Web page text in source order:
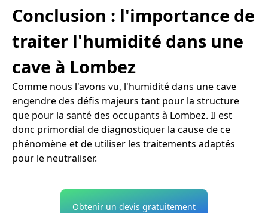
Conclusion : l'importance de
traiter l'humidité dans une
cave à Lombez
Comme nous l'avons vu, l'humidité dans une cave
engendre des défis majeurs tant pour la structure
que pour la santé des occupants à Lombez. Il est
donc primordial de diagnostiquer la cause de ce
phénomène et de utiliser les traitements adaptés
pour le neutraliser.
Obtenir un devis gratuitement